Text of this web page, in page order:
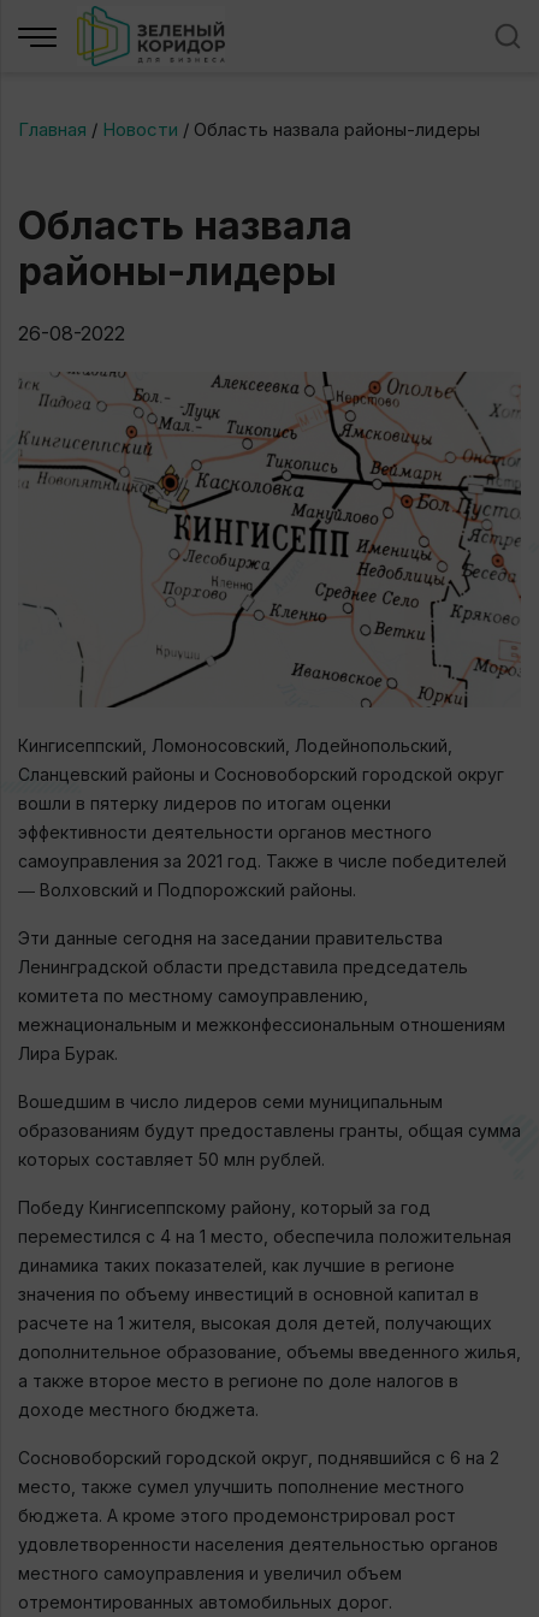
Главная / Новости / Область назвала районы-лидеры
Область назвала
районы-лидеры
26-08-2022
Кингисеппский, Ломоносовский, Лодейнопольский,
Сланцевский районы и Сосновоборский городской округ
вошли в пятерку лидеров по итогам оценки
эффективности деятельности органов местного
самоуправления за 2021 год. Также в числе победителей
― Волховский и Подпорожский районы.
Эти данные сегодня на заседании правительства
Ленинградской области представила председатель
комитета по местному самоуправлению,
межнациональным и межконфессиональным отношениям
Лира Бурак.
Вошедшим в число лидеров семи муниципальным
образованиям будут предоставлены гранты, общая сумма
которых составляет 50 млн рублей.
Победу Кингисеппскому району, который за год
переместился с 4 на 1 место, обеспечила положительная
динамика таких показателей, как лучшие в регионе
значения по объему инвестиций в основной капитал в
расчете на 1 жителя, высокая доля детей, получающих
дополнительное образование, объемы введенного жилья,
а также второе место в регионе по доле налогов в
доходе местного бюджета.
Сосновоборский городской округ, поднявшийся с 6 на 2
место, также сумел улучшить пополнение местного
бюджета. А кроме этого продемонстрировал рост
удовлетворенности населения деятельностью органов
местного самоуправления и увеличил объем
отремонтированных автомобильных дорог.